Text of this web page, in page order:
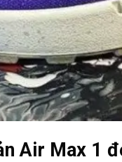
Air Max 1